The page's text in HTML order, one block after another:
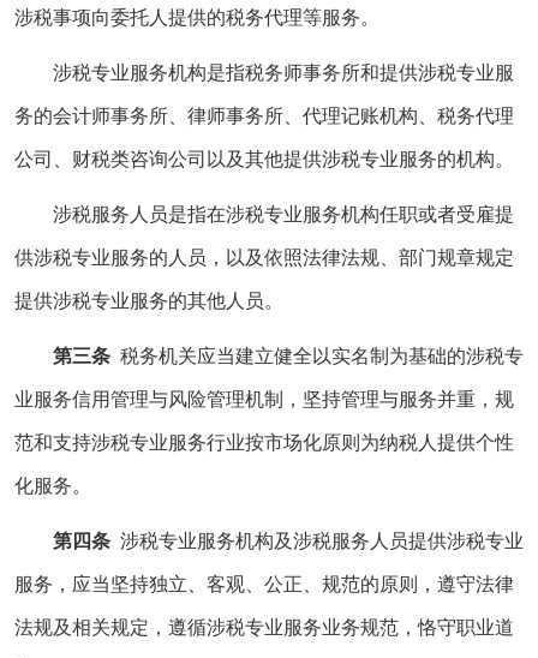
涉税事项向委托人提供的税务代理等服务。
涉税专业服务机构是指税务师事务所和提供涉税专业服
务的会计师事务所、律师事务所、代理记账机构、税务代理
公司、财税类咨询公司以及其他提供涉税专业服务的机构。
涉税服务人员是指在涉税专业服务机构任职或者受雇提
供涉税专业服务的人员，以及依照法律法规、部门规章规定
提供涉税专业服务的其他人员。
第三条 税务机关应当建立健全以实名制为基础的涉税专
业服务信用管理与风险管理机制，坚持管理与服务并重，规
范和支持涉税专业服务行业按市场化原则为纳税人提供个性
化服务。
第四条 涉税专业服务机构及涉税服务人员提供涉税专业
服务，应当坚持独立、客观、公正、规范的原则，遵守法律
法规及相关规定，遵循涉税专业服务业务规范，恪守职业道